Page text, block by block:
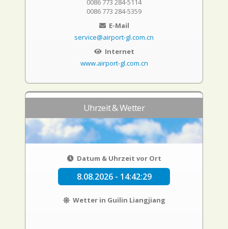
0086 773 284-5114
0086 773 284-5359
E-Mail
service@airport-gl.com.cn
Internet
www.airport-gl.com.cn
Uhrzeit & Wetter
Datum & Uhrzeit vor Ort
8.08.2026 - 14:42:30
Wetter in Guilin Liangjiang